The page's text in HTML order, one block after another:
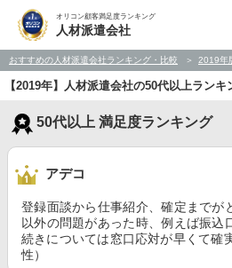
オリコン顧客満足度ランキング
人材派遣会社
おすすめの人材派遣会社ランキング・比較 2019年
【2019年】人材派遣会社の50代以上ランキ
50代以上 満足度ランキング
アデコ
登録面談から仕事紹介、確定までが
以外の問題があった時、例えば振込
続きについては窓口応対が早くて確
性）